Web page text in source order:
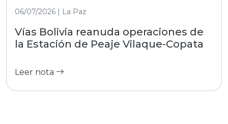
06/07/2026 | La Paz
Vías Bolivia reanuda operaciones de
la Estación de Peaje Vilaque-Copata
Leer nota